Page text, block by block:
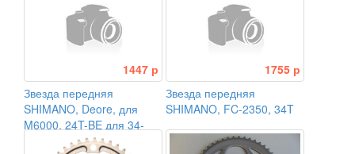
1447 р
Звезда передняя
SHIMANO, Deore, для
M6000, 24T-BE для 34-
1755 р
Звезда передняя
SHIMANO, FC-2350, 34T